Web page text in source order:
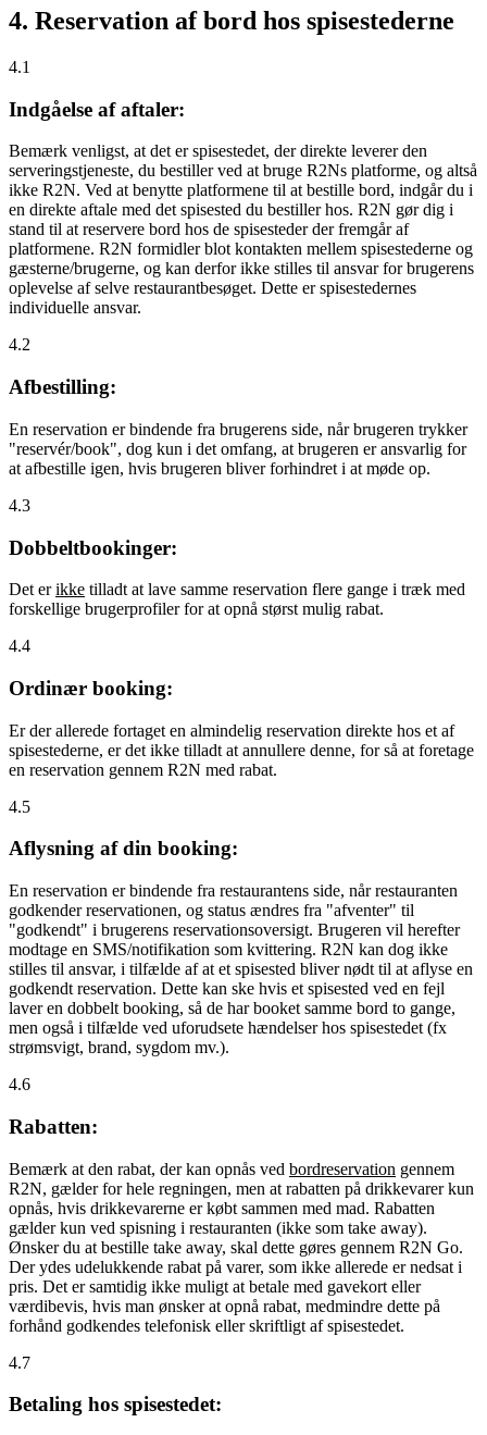
4. Reservation af bord hos spisestederne
4.1
Indgåelse af aftaler:
Bemærk venligst, at det er spisestedet, der direkte leverer den
serveringstjeneste, du bestiller ved at bruge R2Ns platforme, og altså
ikke R2N. Ved at benytte platformene til at bestille bord, indgår du i
en direkte aftale med det spisested du bestiller hos. R2N gør dig i
stand til at reservere bord hos de spisesteder der fremgår af
platformene. R2N formidler blot kontakten mellem spisestederne og
gæsterne/brugerne, og kan derfor ikke stilles til ansvar for brugerens
oplevelse af selve restaurantbesøget. Dette er spisestedernes
individuelle ansvar.
4.2
Afbestilling:
En reservation er bindende fra brugerens side, når brugeren trykker
"reservér/book", dog kun i det omfang, at brugeren er ansvarlig for
at afbestille igen, hvis brugeren bliver forhindret i at møde op.
4.3
Dobbeltbookinger:
Det erikke tilladt at lave samme reservation flere gange i træk med
forskellige brugerprofiler for at opnå størst mulig rabat.
4.4
Ordinær booking:
Er der allerede fortaget en almindelig reservation direkte hos et af
spisestederne, er det ikke tilladt at annullere denne, for så at foretage
en reservation gennem R2N med rabat.
4.5
Aflysning af din booking:
En reservation er bindende fra restaurantens side, når restauranten
godkender reservationen, og status ændres fra "afventer" til
"godkendt" i brugerens reservationsoversigt. Brugeren vil herefter
modtage en SMS/notifikation som kvittering. R2N kan dog ikke
stilles til ansvar, i tilfælde af at et spisested bliver nødt til at aflyse en
godkendt reservation. Dette kan ske hvis et spisested ved en fejl
laver en dobbelt booking, så de har booket samme bord to gange,
men også i tilfælde ved uforudsete hændelser hos spisestedet (fx
strømsvigt, brand, sygdom mv.).
4.6
Rabatten:
Bemærk at den rabat, der kan opnås ved bordreservation gennem
R2N, gælder for hele regningen, men at rabatten på drikkevarer kun
opnås, hvis drikkevarerne er købt sammen med mad. Rabatten
gælder kun ved spisning i restauranten (ikke som take away).
Ønsker du at bestille take away, skal dette gøres gennem R2N Go.
Der ydes udelukkende rabat på varer, som ikke allerede er nedsat i
pris. Det er samtidig ikke muligt at betale med gavekort eller
værdibevis, hvis man ønsker at opnå rabat, medmindre dette på
forhånd godkendes telefonisk eller skriftligt af spisestedet.
4.7
Betaling hos spisestedet: